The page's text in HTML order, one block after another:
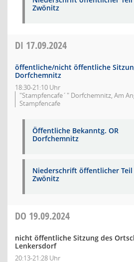
Zwönitz
DI 17.09.2024
öffentliche/nicht öffentliche
Dorfchemnitz
18:30-21:10 Uhr
"Stampfencafe´" Dorfchemnitz, Am
Stampfencafe
Öffentliche Bekanntg. OR
Dorfchemnitz
Niederschrift öffentlicher Teil
Zwönitz
DO 19.09.2024
nicht öffentliche Sitzung des
Lenkersdorf
20:13-21:28 Uhr